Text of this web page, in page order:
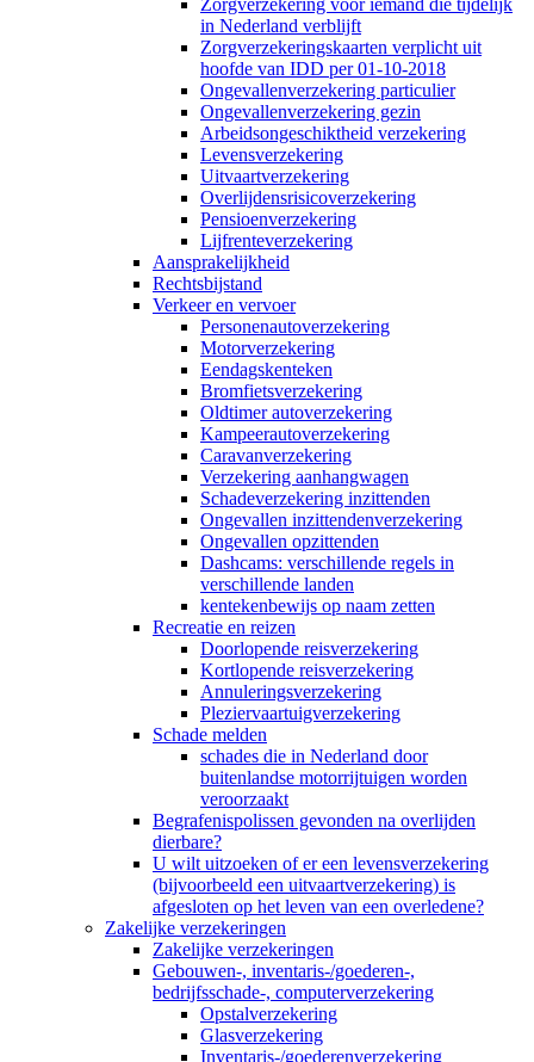
Zorgverzekering voor iemand die tijdelijk
in Nederland verblijft
Zorgverzekeringskaarten verplicht uit
hoofde van IDD per 01-10-2018
Ongevallenverzekering particulier
Ongevallenverzekering gezin
Arbeidsongeschiktheid verzekering
Levensverzekering
Uitvaartverzekering
Overlijdensrisicoverzekering
Pensioenverzekering
Lijfrenteverzekering
Aansprakelijkheid
Rechtsbijstand
Verkeer en vervoer
Personenautoverzekering
Motorverzekering
Eendagskenteken
Bromfietsverzekering
Oldtimer autoverzekering
Kampeerautoverzekering
Caravanverzekering
Verzekering aanhangwagen
Schadeverzekering inzittenden
Ongevallen inzittendenverzekering
Ongevallen opzittenden
Dashcams: verschillende regels in
verschillende landen
kentekenbewijs op naam zetten
Recreatie en reizen
Doorlopende reisverzekering
Kortlopende reisverzekering
Annuleringsverzekering
Pleziervaartuigverzekering
Schade melden
schades die in Nederland door
buitenlandse motorrijtuigen worden
veroorzaakt
Begrafenispolissen gevonden na overlijden
dierbare?
U wilt uitzoeken of er een levensverzekering
(bijvoorbeeld een uitvaartverzekering) is
afgesloten op het leven van een overledene?
Zakelijke verzekeringen
Zakelijke verzekeringen
Gebouwen-, inventaris-/goederen-,
bedrijfsschade-, computerverzekering
Opstalverzekering
Glasverzekering
Inventaris-/goederenverzekering